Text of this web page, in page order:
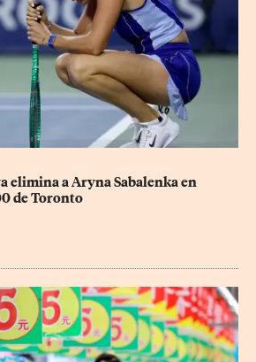
elimina a Aryna Sabalenka en
de Toronto